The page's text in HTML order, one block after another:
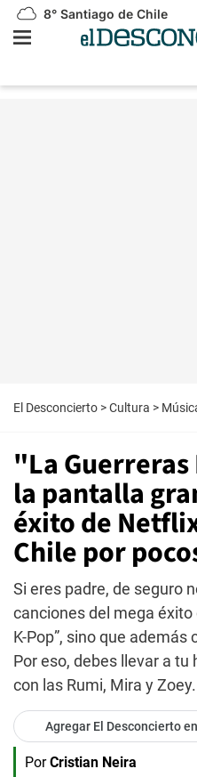
8° Santiago de Chile
El Desconcierto >Cultura >
"La
la pantalla
éxito de
Chile por
Si eres padre, de seguro
canciones del mega
K-Pop”, sino que
Por eso, debes llevar a
con las Rumi, Mira y Zoey.
Agregar El Desconcierto en
Por Cristian Neira